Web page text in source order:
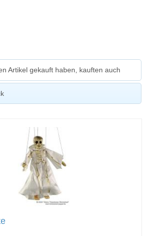
Artikel gekauft haben, kauften auch